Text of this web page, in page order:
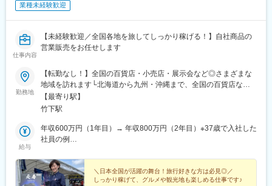
業種未経験歓迎
仕事内容
【未経験歓迎／全国各地を旅してしっかり稼げる！】自社商品の
営業販売をお任せします
勤務地
【転勤なし！】全国の百貨店・小売店・展示会など◎さまざまな
地域を訪れます└北海道から九州・沖縄まで、全国の百貨店など
を回りながら仕事します。◎仕事がプチ旅行に！└各地域の名産
品や観光地も楽しみながら活躍してください！◎旅の手配は会社
で、お仕事に集中できる環境。■本社福岡県福岡市博多区博多駅南
6-10-13※転勤はありません※受動喫煙対策あり
【最寄り駅】
竹下駅
給与
年収600万円（1年目）→ 年収800万円（2年目）※37歳で入社した
社員の例
＼日本全国が活躍の舞台！旅行好きな方は必見◎／
しっかり稼げて、グルメや観光地も楽しめる仕事です♪